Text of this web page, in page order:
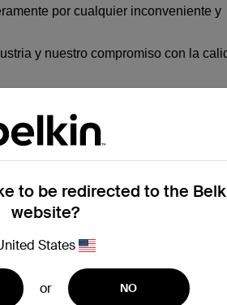
to be redirected to the
website?
States
or NO
por cualquier inconveniente y
y nuestro compromiso con la
Bank 10K, BPD005 Retiro
Retirada por motivos de seguridad